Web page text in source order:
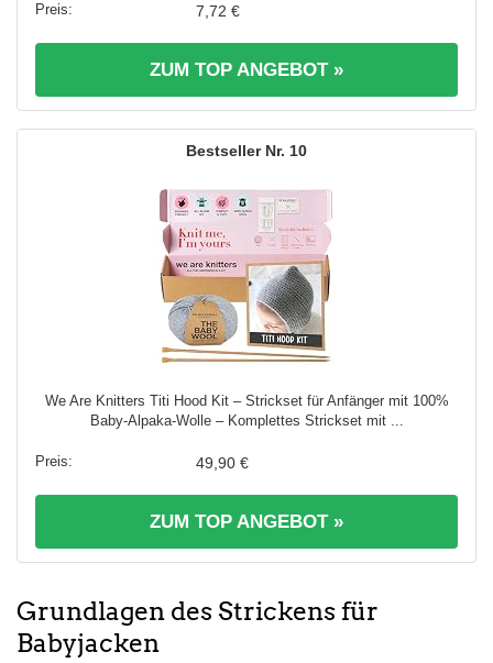
7,72 €
ZUM TOP ANGEBOT »
10
We Are Knitters Titi Hood Kit – Strickset für Anfänger mit 100%
Baby-Alpaka-Wolle – Komplettes Strickset mit ...
49,90 €
ZUM TOP ANGEBOT »
Grundlagen des Strickens für
Babyjacken